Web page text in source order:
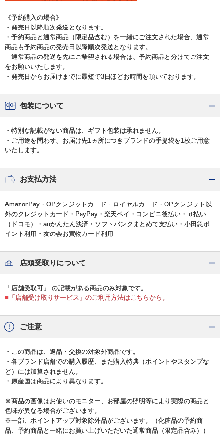
《予約購入の場合》
・発売日以降順次発送となります。
・予約商品と通常商品（限定品含む）を一緒にご注文された場合、通常
商品も予約商品の発売日以降順次発送となります。
通常商品の発送を先にご希望される場合は、予約商品と分けてご注文
をお願いいたします。
・発売日からお届けまでに最短で3日ほどお時間を頂いております。
包装について
・特別な記載がない商品は、ギフト包装は承れません。
・ご用途を問わず、お届け先1ヵ所につきブランドの手提袋を1枚ご用意
いたします。
お支払方法
AmazonPay・OPクレジットカード・ロイヤルカード・OPクレジット以
外のクレジットカード・PayPay・楽天ペイ・コンビニ後払い・ｄ払い
（ドコモ）・auかんたん決済・ソフトバンクまとめて支払い・小田急ポ
イント利用・友の会お買物カード利用
店頭受取りについて
「店舗受取可」 の記載がある商品のみ対象です。
■「店舗受け取りサービス」のご利用方法はこちらから。
ご注意
・この商品は、返品・交換の対象外商品です。
・各ブランド店舗での購入履歴、また購入特典（ポイントやスタンプな
ど）には加算されません。
・原産国は商品により異なります。
※商品の画像はお使いのモニター、お部屋の照明等により実際の商品と
色味が異なる場合がございます。
※一部、ポイントアップ対象除外品がございます。（化粧品の予約商
品、予約商品と一緒にお買い上げいただいた通常商品（限定品含み））